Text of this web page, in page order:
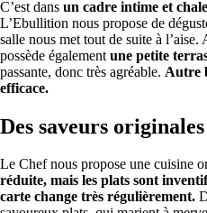
C’est dans un cadre intime et
L’Ebullition nous propose de
salle nous met tout de suite à
possède également une petite
passante, donc très agréable. Autre
efficace.
Des saveurs originales
Le Chef nous propose une cuisine
réduite, mais les plats sont
carte change très régulièrement.